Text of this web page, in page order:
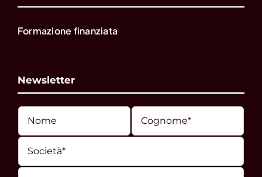
Formazione finanziata
Newsletter